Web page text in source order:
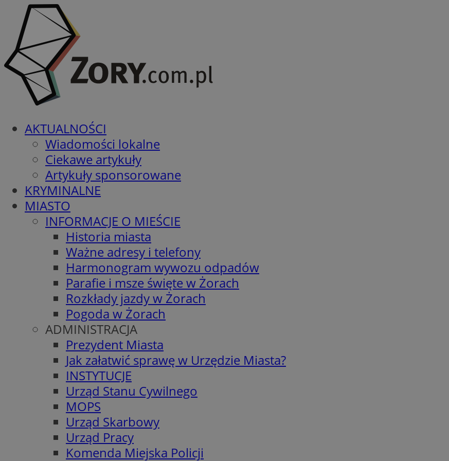
AKTUALNOŚCI
Wiadomości lokalne
Ciekawe artykuły
Artykuły sponsorowane
KRYMINALNE
MIASTO
INFORMACJE O MIEŚCIE
Historia miasta
Ważne adresy i telefony
Harmonogram wywozu odpadów
Parafie i msze święte w Żorach
Rozkłady jazdy w Żorach
Pogoda w Żorach
ADMINISTRACJA
Prezydent Miasta
Jak załatwić sprawę w Urzędzie Miasta?
INSTYTUCJE
Urząd Stanu Cywilnego
MOPS
Urząd Skarbowy
Urząd Pracy
Komenda Miejska Policji